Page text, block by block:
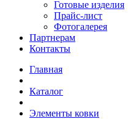
Готовые изделия
Прайс-лист
Фотогалерея
Партнерам
Контакты
Главная
Каталог
Элементы ковки